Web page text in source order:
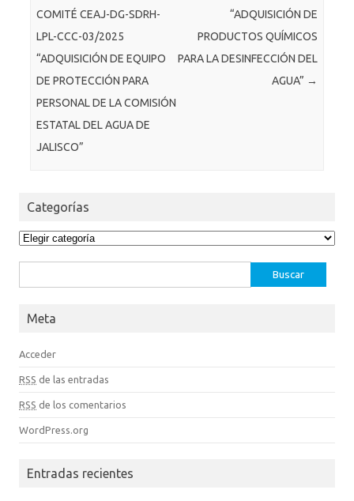
COMITÉ CEAJ-DG-SDRH-
LPL-CCC-03/2025
“ADQUISICIÓN DE EQUIPO
DE PROTECCIÓN PARA
PERSONAL DE LA COMISIÓN
ESTATAL DEL AGUA DE
JALISCO”
“ADQUISICIÓN DE
PRODUCTOS QUÍMICOS
PARA LA DESINFECCIÓN DEL
AGUA” →
Categorías
Categorías
Meta
Acceder
RSS de las entradas
RSS de los comentarios
WordPress.org
Entradas recientes